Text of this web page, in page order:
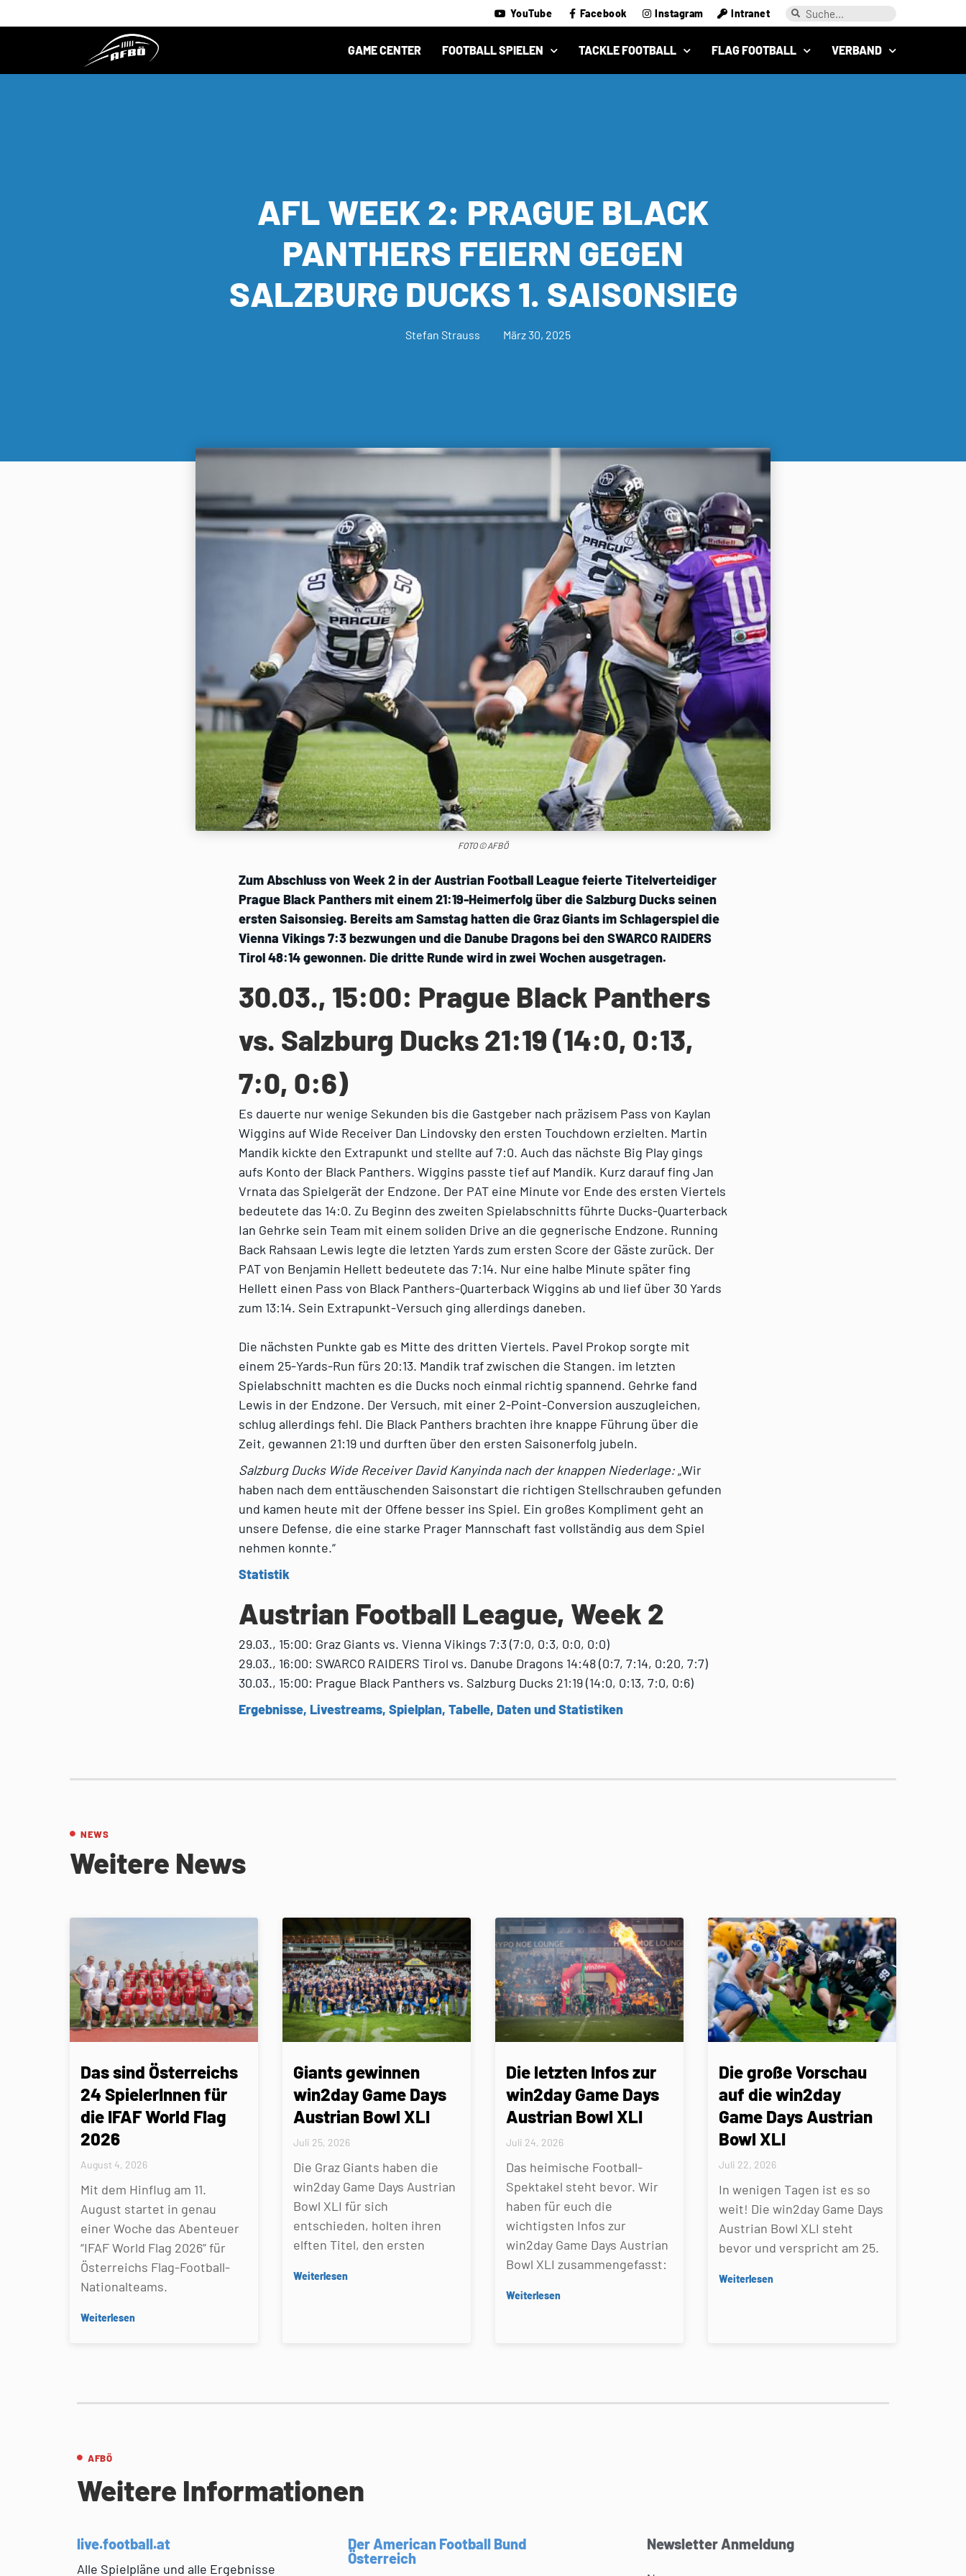
YouTube Facebook Instagram Intranet
GAME CENTER FOOTBALL SPIELEN TACKLE FOOTBALL FLAG FOOTBALL VERBAND
AFL WEEK 2: PRAGUE BLACK
PANTHERS FEIERN GEGEN
SALZBURG DUCKS 1. SAISONSIEG
Stefan Strauss März 30, 2025
FOTO © AFBÖ
Zum Abschluss von Week 2 in der Austrian Football League feierte Titelverteidiger
Prague Black Panthers mit einem 21:19-Heimerfolg über die Salzburg Ducks seinen
ersten Saisonsieg. Bereits am Samstag hatten die Graz Giants im Schlagerspiel die
Vienna Vikings 7:3 bezwungen und die Danube Dragons bei den SWARCO RAIDERS
Tirol 48:14 gewonnen. Die dritte Runde wird in zwei Wochen ausgetragen.
30.03., 15:00: Prague Black Panthers
vs. Salzburg Ducks 21:19 (14:0, 0:13,
7:0, 0:6)
Es dauerte nur wenige Sekunden bis die Gastgeber nach präzisem Pass von Kaylan
Wiggins auf Wide Receiver Dan Lindovsky den ersten Touchdown erzielten. Martin
Mandik kickte den Extrapunkt und stellte auf 7:0. Auch das nächste Big Play gings
aufs Konto der Black Panthers. Wiggins passte tief auf Mandik. Kurz darauf fing Jan
Vrnata das Spielgerät der Endzone. Der PAT eine Minute vor Ende des ersten Viertels
bedeutete das 14:0. Zu Beginn des zweiten Spielabschnitts führte Ducks-Quarterback
Ian Gehrke sein Team mit einem soliden Drive an die gegnerische Endzone. Running
Back Rahsaan Lewis legte die letzten Yards zum ersten Score der Gäste zurück. Der
PAT von Benjamin Hellett bedeutete das 7:14. Nur eine halbe Minute später fing
Hellett einen Pass von Black Panthers-Quarterback Wiggins ab und lief über 30 Yards
zum 13:14. Sein Extrapunkt-Versuch ging allerdings daneben.
Die nächsten Punkte gab es Mitte des dritten Viertels. Pavel Prokop sorgte mit
einem 25-Yards-Run fürs 20:13. Mandik traf zwischen die Stangen. im letzten
Spielabschnitt machten es die Ducks noch einmal richtig spannend. Gehrke fand
Lewis in der Endzone. Der Versuch, mit einer 2-Point-Conversion auszugleichen,
schlug allerdings fehl. Die Black Panthers brachten ihre knappe Führung über die
Zeit, gewannen 21:19 und durften über den ersten Saisonerfolg jubeln.
Salzburg Ducks Wide Receiver David Kanyinda nach der knappen Niederlage: „Wir
haben nach dem enttäuschenden Saisonstart die richtigen Stellschrauben gefunden
und kamen heute mit der Offene besser ins Spiel. Ein großes Kompliment geht an
unsere Defense, die eine starke Prager Mannschaft fast vollständig aus dem Spiel
nehmen konnte.“
Statistik
Austrian Football League, Week 2
29.03., 15:00: Graz Giants vs. Vienna Vikings 7:3 (7:0, 0:3, 0:0, 0:0)
29.03., 16:00: SWARCO RAIDERS Tirol vs. Danube Dragons 14:48 (0:7, 7:14, 0:20, 7:7)
30.03., 15:00: Prague Black Panthers vs. Salzburg Ducks 21:19 (14:0, 0:13, 7:0, 0:6)
Ergebnisse, Livestreams, Spielplan, Tabelle, Daten und Statistiken
NEWS
Weitere News
Das sind Österreichs
24 SpielerInnen für
die IFAF World Flag
2026
August 4, 2026
Mit dem Hinflug am 11.
August startet in genau
einer Woche das Abenteuer
“IFAF World Flag 2026” für
Österreichs Flag-Football-
Nationalteams.
Weiterlesen
Giants gewinnen
win2day Game Days
Austrian Bowl XLI
Juli 25, 2026
Die Graz Giants haben die
win2day Game Days Austrian
Bowl XLI für sich
entschieden, holten ihren
elften Titel, den ersten
Weiterlesen
Die letzten Infos zur
win2day Game Days
Austrian Bowl XLI
Juli 24, 2026
Das heimische Football-
Spektakel steht bevor. Wir
haben für euch die
wichtigsten Infos zur
win2day Game Days Austrian
Bowl XLI zusammengefasst:
Weiterlesen
Die große Vorschau
auf die win2day
Game Days Austrian
Bowl XLI
Juli 22, 2026
In wenigen Tagen ist es so
weit! Die win2day Game Days
Austrian Bowl XLI steht
bevor und verspricht am 25.
Weiterlesen
AFBÖ
Weitere Informationen
live.football.at
Alle Spielpläne und alle Ergebnisse
Der American Football Bund
Österreich
Newsletter Anmeldung